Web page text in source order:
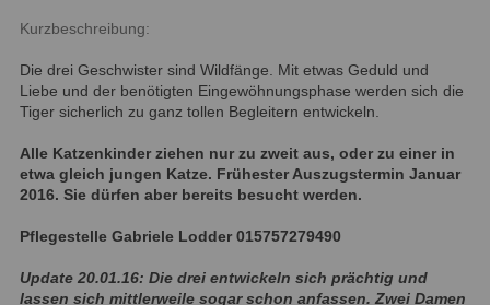
Kurzbeschreibung:
Die drei Geschwister sind Wildfänge. Mit etwas Geduld und
Liebe und der benötigten Eingewöhnungsphase werden sich die
Tiger sicherlich zu ganz tollen Begleitern entwickeln.
Alle Katzenkinder ziehen nur zu zweit aus, oder zu einer in
etwa gleich jungen Katze. Frühester Auszugstermin Januar
2016. Sie dürfen aber bereits besucht werden.
Pflegestelle Gabriele Lodder 015757279490
Update 20.01.16: Die drei entwickeln sich prächtig und
lassen sich mittlerweile sogar schon anfassen. Zwei Damen